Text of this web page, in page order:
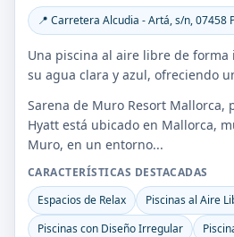
📍 Carretera Alcudia - Artá, s/n, 07458
Una piscina al aire libre de
su agua clara y azul, ofreciendo
Sarena de Muro Resort Mallorca,
Hyatt está ubicado en Mallorca,
Muro, en un entorno...
CARACTERÍSTICAS DESTACADAS
Espacios de Relax
Piscinas al Aire
Piscinas con Diseño Irregular